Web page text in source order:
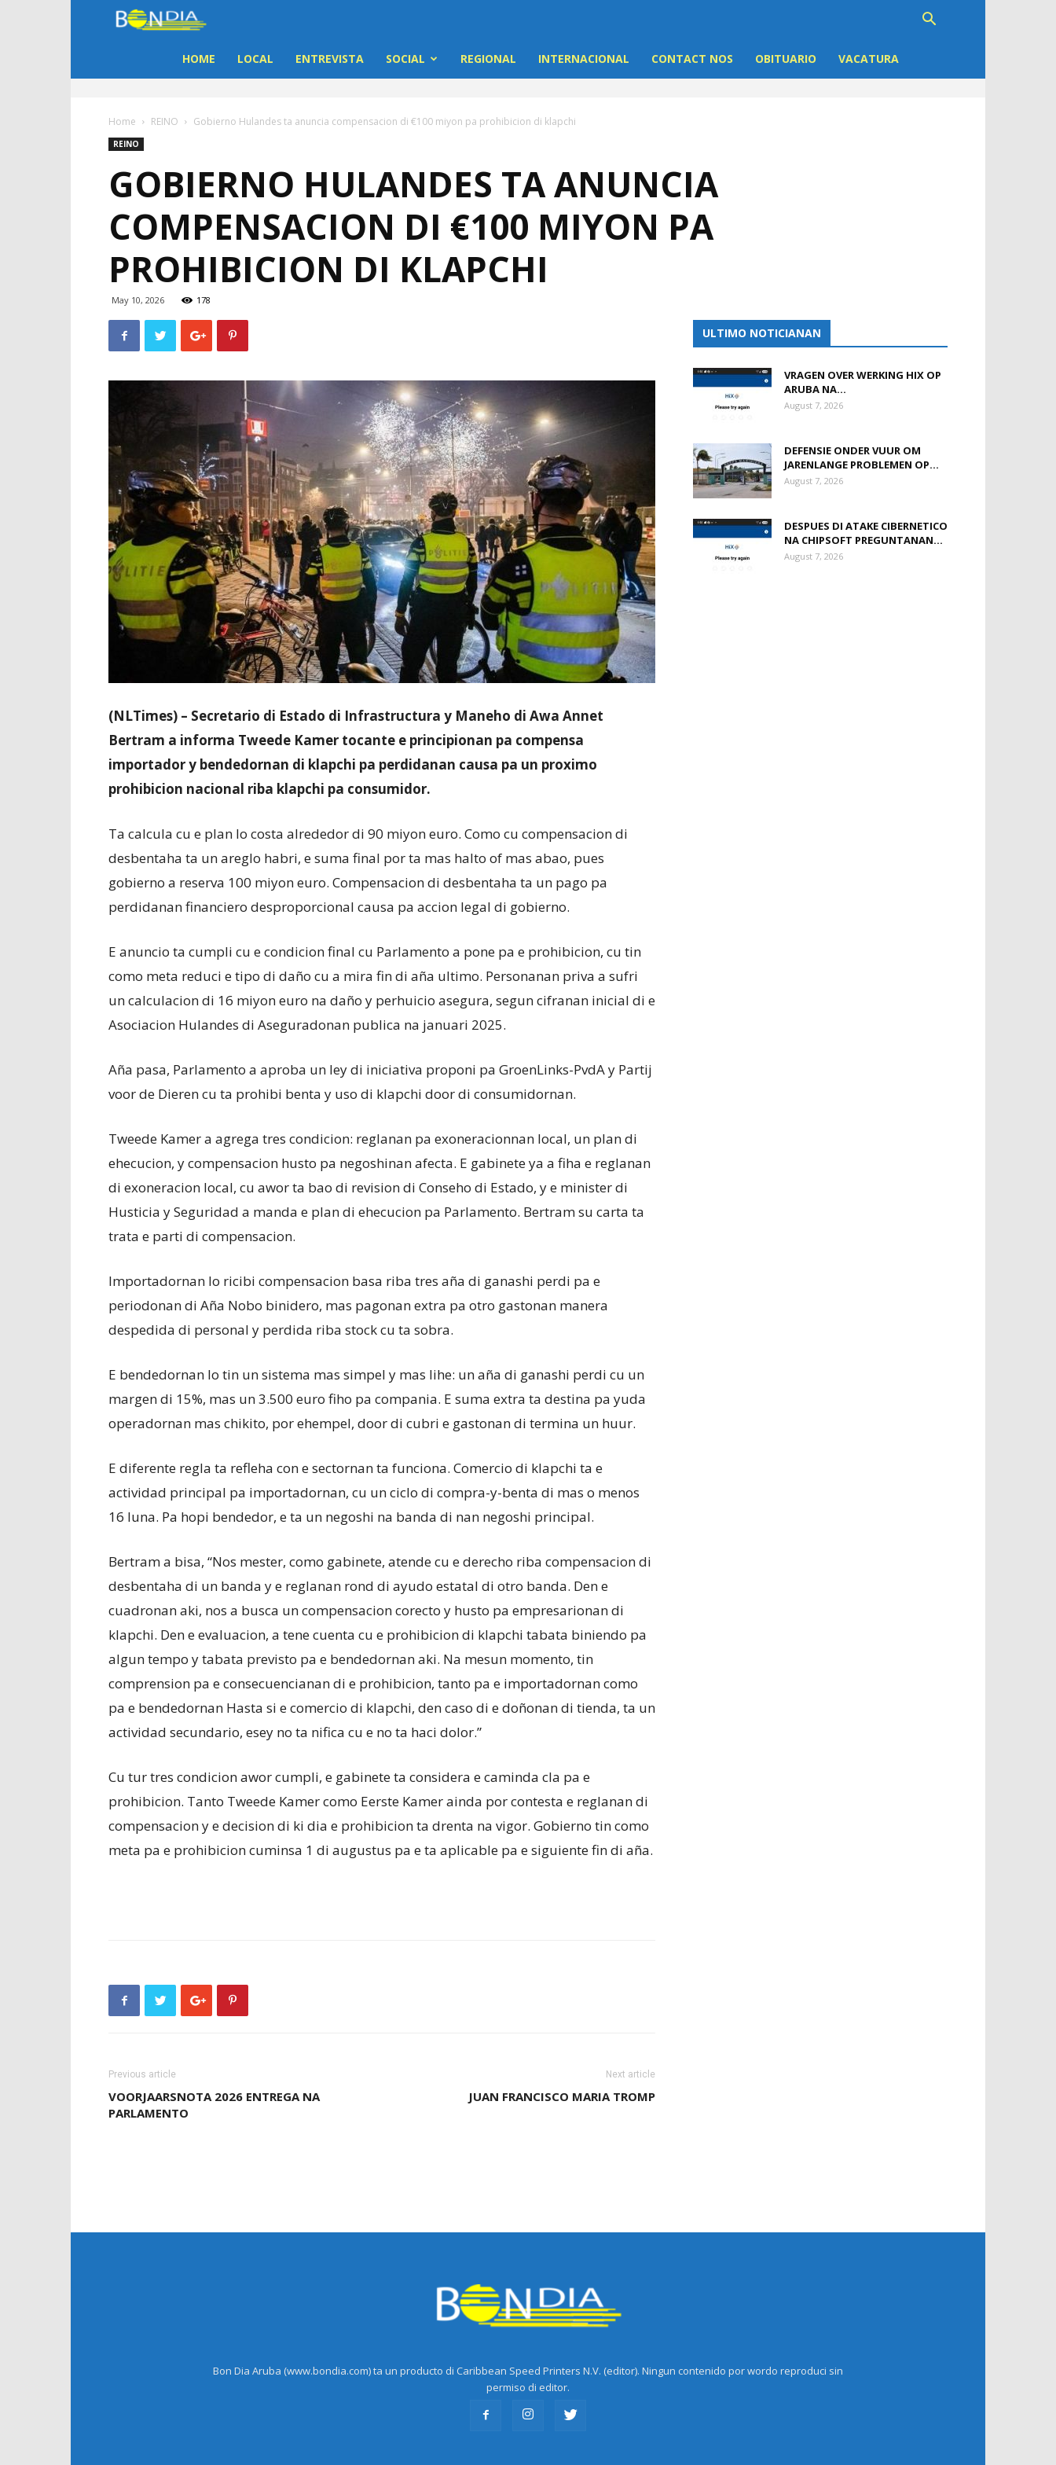
Dia
Noticia
di
Aruba
HOME LOCAL ENTREVISTA SOCIAL REGIONAL INTERNACIONAL CONTACT NOS OBITUARIO VACATURA
Home REINO Gobierno Hulandes ta anuncia compensacion di €100 miyon pa prohibicion di klapchi
REINO
GOBIERNO HULANDES TA ANUNCIA
COMPENSACION DI €100 MIYON PA
PROHIBICION DI KLAPCHI
May 10, 2026 178
(NLTimes) – Secretario di Estado di Infrastructura y Maneho di Awa Annet
Bertram a informa Tweede Kamer tocante e principionan pa compensa
importador y bendedornan di klapchi pa perdidanan causa pa un proximo
prohibicion nacional riba klapchi pa consumidor.
Ta calcula cu e plan lo costa alrededor di 90 miyon euro. Como cu compensacion di
desbentaha ta un areglo habri, e suma final por ta mas halto of mas abao, pues
gobierno a reserva 100 miyon euro. Compensacion di desbentaha ta un pago pa
perdidanan financiero desproporcional causa pa accion legal di gobierno.
E anuncio ta cumpli cu e condicion final cu Parlamento a pone pa e prohibicion, cu tin
como meta reduci e tipo di daño cu a mira fin di aña ultimo. Personanan priva a sufri
un calculacion di 16 miyon euro na daño y perhuicio asegura, segun cifranan inicial di e
Asociacion Hulandes di Aseguradonan publica na januari 2025.
Aña pasa, Parlamento a aproba un ley di iniciativa proponi pa GroenLinks-PvdA y Partij
voor de Dieren cu ta prohibi benta y uso di klapchi door di consumidornan.
Tweede Kamer a agrega tres condicion: reglanan pa exoneracionnan local, un plan di
ehecucion, y compensacion husto pa negoshinan afecta. E gabinete ya a fiha e reglanan
di exoneracion local, cu awor ta bao di revision di Conseho di Estado, y e minister di
Husticia y Seguridad a manda e plan di ehecucion pa Parlamento. Bertram su carta ta
trata e parti di compensacion.
Importadornan lo ricibi compensacion basa riba tres aña di ganashi perdi pa e
periodonan di Aña Nobo binidero, mas pagonan extra pa otro gastonan manera
despedida di personal y perdida riba stock cu ta sobra.
E bendedornan lo tin un sistema mas simpel y mas lihe: un aña di ganashi perdi cu un
margen di 15%, mas un 3.500 euro fiho pa compania. E suma extra ta destina pa yuda
operadornan mas chikito, por ehempel, door di cubri e gastonan di termina un huur.
E diferente regla ta refleha con e sectornan ta funciona. Comercio di klapchi ta e
actividad principal pa importadornan, cu un ciclo di compra-y-benta di mas o menos
16 luna. Pa hopi bendedor, e ta un negoshi na banda di nan negoshi principal.
Bertram a bisa, “Nos mester, como gabinete, atende cu e derecho riba compensacion di
desbentaha di un banda y e reglanan rond di ayudo estatal di otro banda. Den e
cuadronan aki, nos a busca un compensacion corecto y husto pa empresarionan di
klapchi. Den e evaluacion, a tene cuenta cu e prohibicion di klapchi tabata biniendo pa
algun tempo y tabata previsto pa e bendedornan aki. Na mesun momento, tin
comprension pa e consecuencianan di e prohibicion, tanto pa e importadornan como
pa e bendedornan Hasta si e comercio di klapchi, den caso di e doñonan di tienda, ta un
actividad secundario, esey no ta nifica cu e no ta haci dolor.”
Cu tur tres condicion awor cumpli, e gabinete ta considera e caminda cla pa e
prohibicion. Tanto Tweede Kamer como Eerste Kamer ainda por contesta e reglanan di
compensacion y e decision di ki dia e prohibicion ta drenta na vigor. Gobierno tin como
meta pa e prohibicion cuminsa 1 di augustus pa e ta aplicable pa e siguiente fin di aña.
Previous article
VOORJAARSNOTA 2026 ENTREGA NA
PARLAMENTO
Next article
JUAN FRANCISCO MARIA TROMP
ULTIMO NOTICIANAN
VRAGEN OVER WERKING HIX OP
ARUBA NA...
August 7, 2026
DEFENSIE ONDER VUUR OM
JARENLANGE PROBLEMEN OP...
August 7, 2026
DESPUES DI ATAKE CIBERNETICO
NA CHIPSOFT PREGUNTANAN...
August 7, 2026
Bon Dia Aruba (www.bondia.com) ta un producto di Caribbean Speed Printers N.V. (editor). Ningun contenido por wordo reproduci sin
permiso di editor.